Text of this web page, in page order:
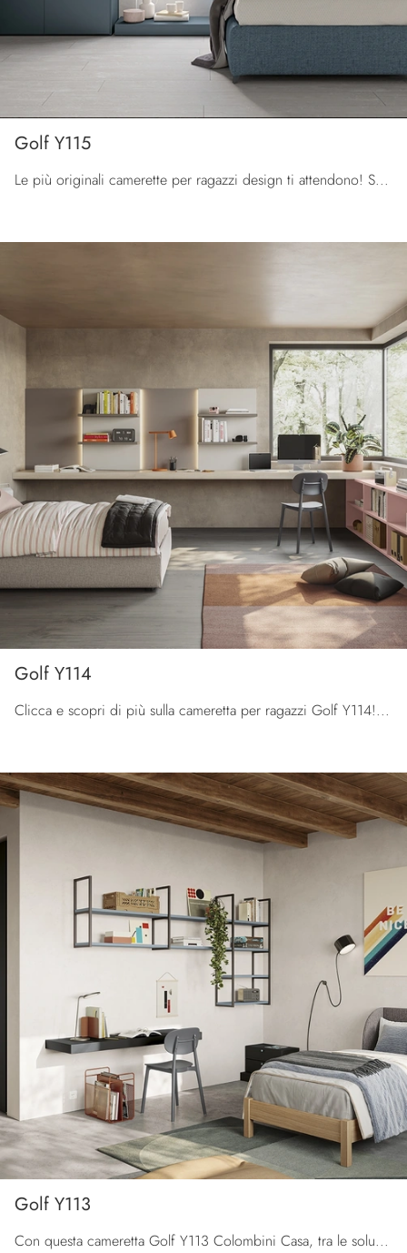
Golf Y115
Le più originali camerette per ragazzi design ti attendono! Scopri il modello Golf Y115 di Colombini Casa.
Golf Y114
Clicca e scopri di più sulla cameretta per ragazzi Golf Y114! Le Camerette su misura Colombini Casa ti aspettano.
Golf Y113
Con questa cameretta Golf Y113 Colombini Casa, tra le soluzioni componibili, potrai arredare stanze moderne per ragazzi.